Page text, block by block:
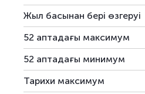
Жыл басынан бері өзгеруі
52 аптадағы максимум
52 аптадағы минимум
Тарихи максимум